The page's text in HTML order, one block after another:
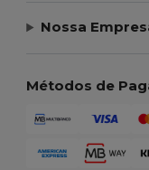
Nossa
Métodos de